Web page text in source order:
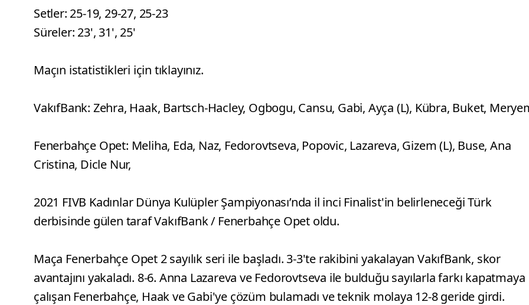
Setler: 25-19, 29-27, 25-23
Süreler: 23', 31', 25'
Maçın istatistikleri için tıklayınız.
VakıfBank: Zehra, Haak, Bartsch-Hacley, Ogbogu, Cansu, Gabi, Ayça (L), Kübra, Buket,
Fenerbahçe Opet: Meliha, Eda, Naz, Fedorovtseva, Popovic, Lazareva, Gizem (L), Buse, Ana
Cristina, Dicle Nur,
2021 FIVB Kadınlar Dünya Kulüpler Şampiyonası’nda il inci Finalist'in belirleneceği Türk
derbisinde gülen taraf VakıfBank / Fenerbahçe Opet oldu.
Maça Fenerbahçe Opet 2 sayılık seri ile başladı. 3-3'te rakibini yakalayan VakıfBank, skor
avantajını yakaladı. 8-6. Anna Lazareva ve Fedorovtseva ile bulduğu sayılarla farkı kapatmaya
çalışan Fenerbahçe, Haak ve Gabi'ye çözüm bulamadı ve teknik molaya 12-8 geride girdi.